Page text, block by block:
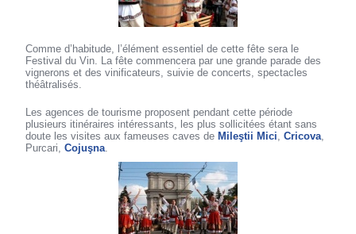
Comme d’habitude, l’élément essentiel de cette fête sera le
Festival du Vin. La fête commencera par une grande parade des
vignerons et des vinificateurs, suivie de concerts, spectacles
théâtralisés.
Les agences de tourisme proposent pendant cette période
plusieurs itinéraires intéressants, les plus sollicitées étant sans
doute les visites aux fameuses caves de Mileştii Mici,Cricova,
Purcari,Cojuşna.